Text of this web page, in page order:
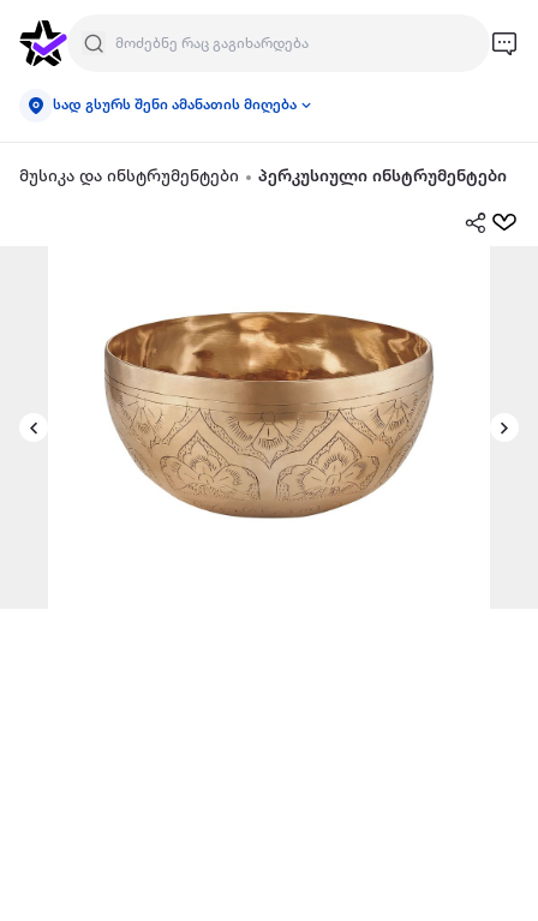
სად გსურს შენი ამანათის მიღება
მუსიკა და ინსტრუმენტები პერკუსიული ინსტრუმენტები